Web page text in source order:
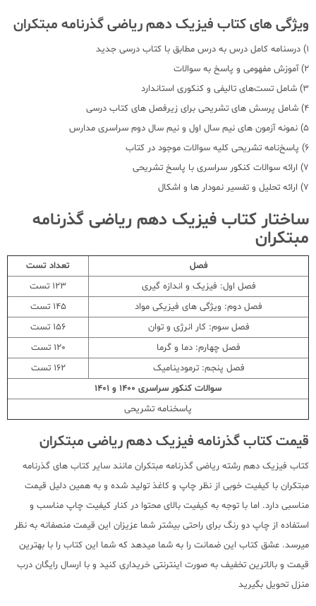
ویژگی های کتاب فیزیک دهم ریاضی گذرنامه مبتکران
1) درسنامه کامل درس به درس مطابق با کتاب درسی جدید
2) آموزش مفهومی و پاسخ به سوالات
3) شامل تست‌های تالیفی و کنکوری استاندارد
4) شامل پرسش های تشریحی برای زیرفصل های کتاب درسی
5) نمونه آزمون های نیم سال اول و نیم سال دوم سراسری مدارس
6) پاسخ‌نامه تشریحی کلیه سوالات موجود در کتاب
7) ارائه سوالات کنکور سراسری با پاسخ تشریحی
7) ارائه تحلیل و تفسیر نمودار ها و اشکال
ساختار کتاب فیزیک دهم ریاضی گذرنامه
مبتکران
فصل
تعداد تست
فصل اول: فیزیک و اندازه گیری
123 تست
فصل دوم: ویژگی های فیزیکی مواد
145 تست
فصل سوم: کار انرژی و توان
156 تست
فصل چهارم: دما و گرما
120 تست
فصل پنجم: ترمودینامیک
162 تست
سوالات کنکور سراسری 1400 و 1401
پاسخنامه تشریحی
قیمت کتاب گذرنامه فیزیک دهم ریاضی مبتکران
کتاب فیزیک دهم رشته ریاضی گذرنامه مبتکران مانند سایر کتاب های گذرنامه
مبتکران با کیفیت خوبی از نظر چاپ و کاغذ تولید شده و به همین دلیل قیمت
مناسبی دارد. اما با توجه به کیفیت بالای محتوا در کنار کیفیت چاپ مناسب و
استفاده از چاپ دو رنگ برای راحتی بیشتر شما عزیزان این قیمت منصفانه به نظر
میرسد. عشق کتاب این ضمانت را به شما میدهد که شما این کتاب را با بهترین
قیمت و بالاترین تخفیف به صورت اینترنتی خریداری کنید و با ارسال رایگان درب
منزل تحویل بگیرید